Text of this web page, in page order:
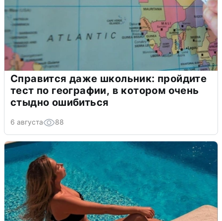
Справится даже школьник: пройдите
тест по географии, в котором очень
стыдно ошибиться
6 августа 88